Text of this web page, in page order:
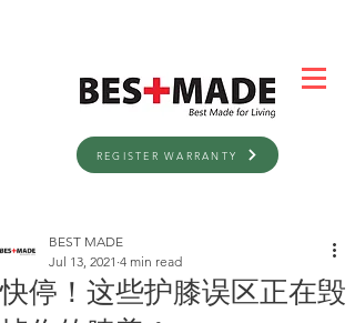
REGISTER WARRANTY
快停！这些护膝误区正在毁
BEST MADE
Jul 13, 2021 4 min read